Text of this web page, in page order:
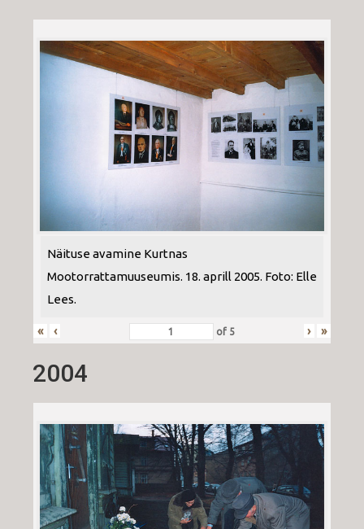
Näituse avamine Kurtnas
Mootorrattamuuseumis. 18. aprill 2005. Foto: Elle
Lees.
« ‹ of 5 › »
2004